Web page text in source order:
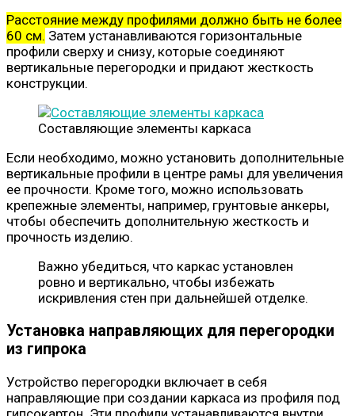
Расстояние между профилями должно быть не более
60 см. Затем устанавливаются горизонтальные
профили сверху и снизу, которые соединяют
вертикальные перегородки и придают жесткость
конструкции.
Составляющие элементы каркаса
Если необходимо, можно установить дополнительные
вертикальные профили в центре рамы для увеличения
ее прочности. Кроме того, можно использовать
крепежные элементы, например, грунтовые анкеры,
чтобы обеспечить дополнительную жесткость и
прочность изделию.
Важно убедиться, что каркас установлен
ровно и вертикально, чтобы избежать
искривления стен при дальнейшей отделке.
Установка направляющих для перегородки
из гипрока
Устройство перегородки включает в себя
направляющие при создании каркаса из профиля под